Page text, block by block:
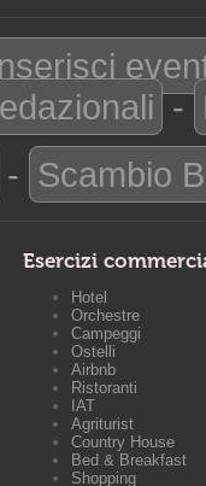
-
- Scambio
Esercizi
Hotel
Orchestre
Campeggi
Ostelli
Airbnb
Ristoranti
IAT
Agriturist
Country House
Bed & Breakfast
Shopping